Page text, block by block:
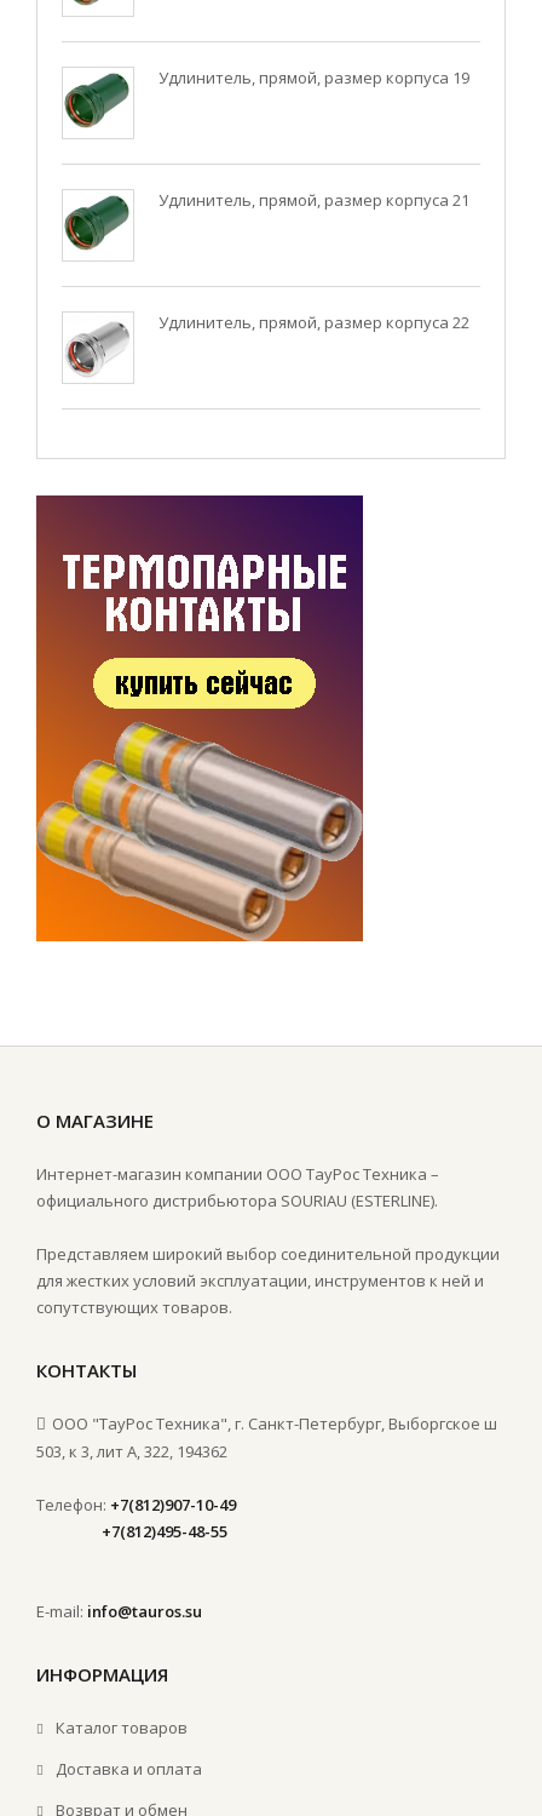
Удлинитель, прямой, размер корпуса 19
Удлинитель, прямой, размер корпуса 21
Удлинитель, прямой, размер корпуса 22
О МАГАЗИНЕ
Интернет-магазин компании ООО ТауРос Техника –
официального дистрибьютора SOURIAU (ESTERLINE).
Представляем широкий выбор соединительной продукции
для жестких условий эксплуатации, инструментов к ней и
сопутствующих товаров.
КОНТАКТЫ
ООО "ТауРос Техника", г. Санкт-Петербург, Выборгское ш
503, к 3, лит А, 322, 194362
Телефон: +7(812)907-10-49
+7(812)495-48-55
E-mail: info@tauros.su
ИНФОРМАЦИЯ
Каталог товаров
Доставка и оплата
Возврат и обмен